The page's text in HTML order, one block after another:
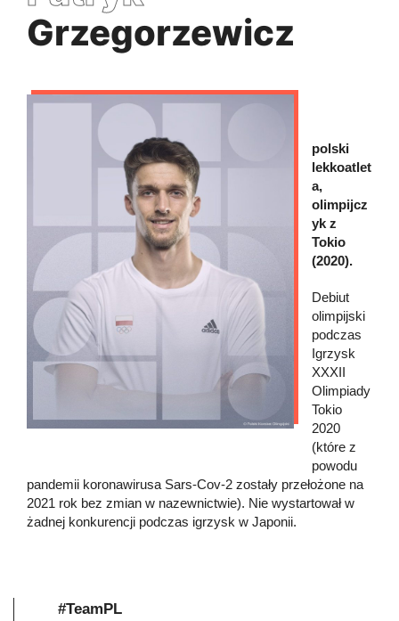
Grzegorzewicz
polski
lekkoatlet
a,
olimpijcz
yk z
Tokio
(2020).
Debiut
olimpijski
podczas
Igrzysk
XXXII
Olimpiady
Tokio
2020
(które z
powodu
pandemii koronawirusa Sars-Cov-2 zostały przełożone na
2021 rok bez zmian w nazewnictwie). Nie wystartował w
żadnej konkurencji podczas igrzysk w Japonii.
#TeamPL